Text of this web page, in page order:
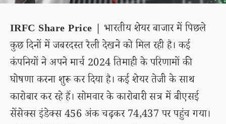
IRFC Share Price | भारतीय शेयर बाजार में पिछले
कुछ दिनों में जबरदस्त रैली देखने को मिल रही है। कई
कंपनियों ने अपने मार्च 2024 तिमाही के परिणामों की
घोषणा करना शुरू कर दिया है। कई शेयर तेजी के साथ
कारोबार कर रहे हैं। सोमवार के कारोबारी सत्र में बीएसई
सेंसेक्स इंडेक्स 456 अंक चढ़कर 74,437 पर पहुंच गया।